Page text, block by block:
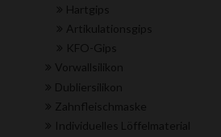
Hartgips
Artikulationsgips
KFO-Gips
Vorwallsilikon
Dubliersilikon
Zahnfleischmaske
Individuelles Löffelmaterial